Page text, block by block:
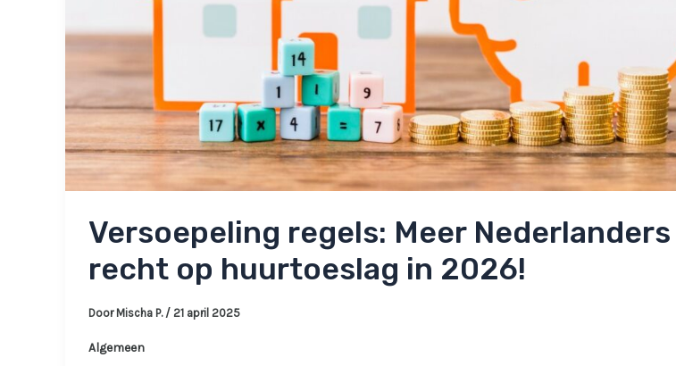
Versoepeling regels: Meer
recht op huurtoeslag in 2026!
Door Mischa P. / 21 april 2025
Algemeen